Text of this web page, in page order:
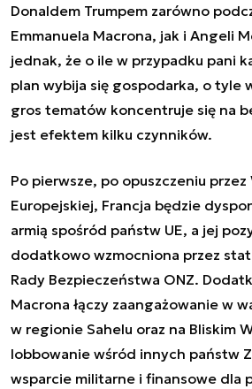
Donaldem Trumpem zarówno
Emmanuela Macrona, jak i Angeli
jednak, że o ile w przypadku pani
plan wybija się gospodarka, o tyle
gros tematów koncentruje się na
jest efektem kilku czynników.
Po pierwsze, po opuszczeniu
Europejskiej, Francja będzie
armią spośród państw UE, a jej
dodatkowo wzmocniona przez
Rady Bezpieczeństwa ONZ.
Macrona łączy zaangażowanie w
w regionie Sahelu oraz na Bliskim
lobbowanie wśród innych państw
wsparcie militarne i finansowe dla